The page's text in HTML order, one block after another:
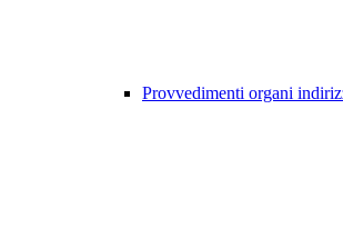
Provvedimenti organi